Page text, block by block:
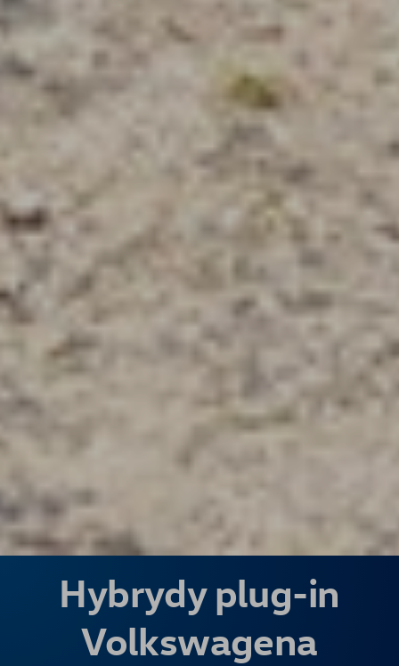
Hybrydy plug-in
Volkswagena